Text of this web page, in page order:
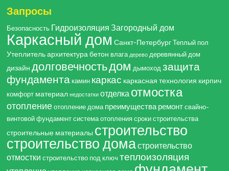
Запросы
Безопасность Гидроизоляция Загородный дом
Каркасный дом Санкт-Петербург Теплый пол
Утеплительархитектурабетон влага дерево деревянный дом
дизайн долговечностьдом дымоход защита
фундамента камин каркас каркасная технология кирпич
комфорт материал недостатки отделка отмостка
отопление отопление дома преимуществаремонт свайно-
винтовой фундамент система отопления сроки строительства
строительные материалы строительство
строительство домастроительство
отмостки строительство под ключ теплоизоляция